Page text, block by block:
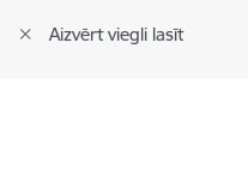
Aizvērt viegli lasīt